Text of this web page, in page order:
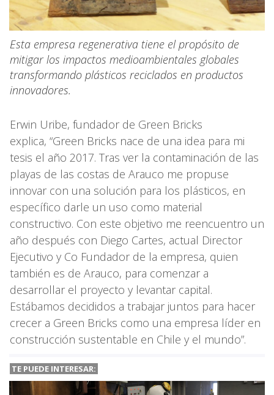
Esta empresa regenerativa tiene el propósito de
mitigar los impactos medioambientales globales
transformando plásticos reciclados en productos
innovadores.
Erwin Uribe, fundador de Green Bricks
explica, “Green Bricks nace de una idea para mi
tesis el año 2017. Tras ver la contaminación de las
playas de las costas de Arauco me propuse
innovar con una solución para los plásticos, en
específico darle un uso como material
constructivo. Con este objetivo me reencuentro un
año después con Diego Cartes, actual Director
Ejecutivo y Co Fundador de la empresa, quien
también es de Arauco, para comenzar a
desarrollar el proyecto y levantar capital.
Estábamos decididos a trabajar juntos para hacer
crecer a Green Bricks como una empresa líder en
construcción sustentable en Chile y el mundo”.
TE PUEDE INTERESAR: